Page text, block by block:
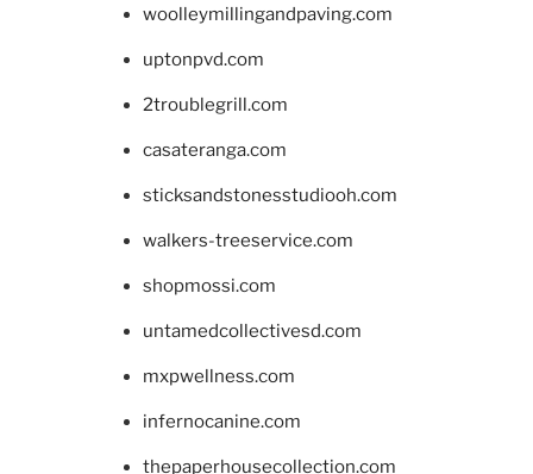
woolleymillingandpaving.com
uptonpvd.com
2troublegrill.com
casateranga.com
sticksandstonesstudiooh.com
walkers-treeservice.com
shopmossi.com
untamedcollectivesd.com
mxpwellness.com
infernocanine.com
thepaperhousecollection.com